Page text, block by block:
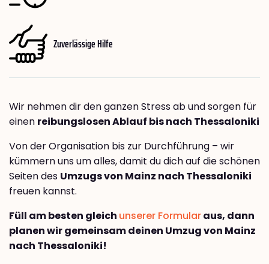
Zuverlässige Hilfe
Wir nehmen dir den ganzen Stress ab und sorgen für
einen reibungslosen Ablauf bis nach Thessaloniki
Von der Organisation bis zur Durchführung – wir
kümmern uns um alles, damit du dich auf die schönen
Seiten des Umzugs von Mainz nach Thessaloniki
freuen kannst.
Füll am besten gleich unserer Formularaus, dann
planen wir gemeinsam deinen Umzug von Mainz
nach Thessaloniki!